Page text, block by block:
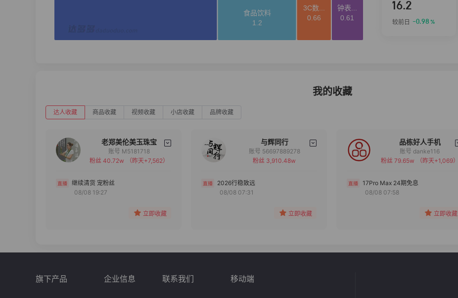
16.2
较前日 -0.98 %
我的收藏
达人收藏 商品收藏 视频收藏 小店收藏 品牌收藏
老郑美伦美玉珠宝
备注
账号 M5181718
粉丝 40.72w
（昨天+7,562）
继续清货 宠粉丝
08/08 19:27
立即收藏
与辉同行
备注
账号 56697889278
粉丝 3,910.48w
2026行稳致远
08/08 07:31
立即收藏
品栋好人手机
备注
分组
账号 danke116
粉丝 79.65w
（昨天+1,069）
17Pro Max 24期免息
08/08 07:58
立即收藏
旗下产品 企业信息 联系我们 移动端